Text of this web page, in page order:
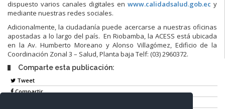
dispuesto varios canales digitales en www.calidadsalud.gob.ec y
mediante nuestras redes sociales.
Adicionalmente, la ciudadanía puede acercarse a nuestras oficinas
apostadas a lo largo del país. En Riobamba, la ACESS está ubicada
en la Av. Humberto Moreano y Alonso Villagómez, Edificio de la
Coordinación Zonal 3 – Salud, Planta baja Telf: (03) 2960372.
Comparte esta publicación:
Tweet
Compartir